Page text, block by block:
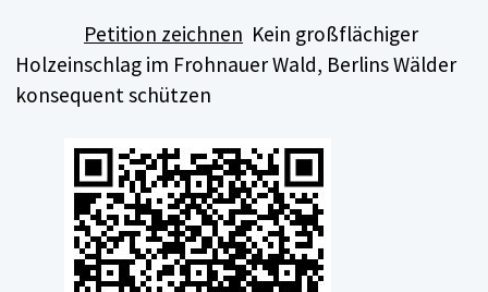
Petition zeichnen Kein großflächiger
Holzeinschlag im Frohnauer Wald, Berlins Wälder
konsequent schützen